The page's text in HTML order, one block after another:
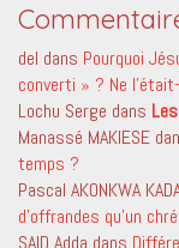
del dans Pourquoi
converti » ? Ne
Lochu Serge dans
Manassé MAKIESE
temps ?
Pascal AKONKWA
d’offrandes qu’un
SAID Adda dans